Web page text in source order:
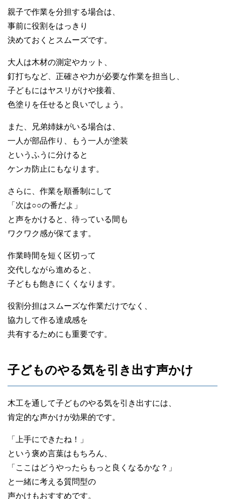
親子で作業を分担する場合は、
事前に役割をはっきり
決めておくとスムーズです。
大人は木材の測定やカット、
釘打ちなど、正確さや力が必要な作業を担当し、
子どもにはヤスリがけや接着、
色塗りを任せると良いでしょう。
また、兄弟姉妹がいる場合は、
一人が部品作り、もう一人が塗装
というふうに分けると
ケンカ防止にもなります。
さらに、作業を順番制にして
「次は○○の番だよ」
と声をかけると、待っている間も
ワクワク感が保てます。
作業時間を短く区切って
交代しながら進めると、
子どもも飽きにくくなります。
役割分担はスムーズな作業だけでなく、
協力して作る達成感を
共有するためにも重要です。
子どものやる気を引き出す声かけ
木工を通して子どものやる気を引き出すには、
肯定的な声かけが効果的です。
「上手にできたね！」
という褒め言葉はもちろん、
「ここはどうやったらもっと良くなるかな？」
と一緒に考える質問型の
声かけもおすすめです。